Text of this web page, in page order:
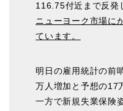
116.75付近まで反発
ニューヨーク市場に
ています。
明日の雇用統計の前
万人増加と予想の17
一方で新規失業保険